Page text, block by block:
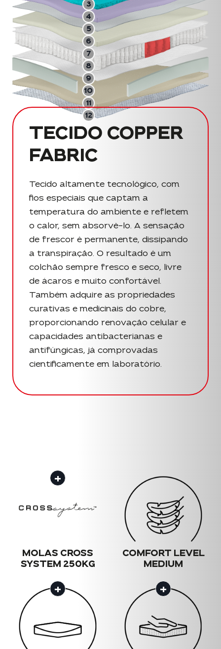
3
4
5
6
7
8
9
10
11
12
TECIDO COPPER
FABRIC
Tecido altamente tecnológico, com
fios especiais que captam a
temperatura do ambiente e refletem
o calor, sem absorvê-lo. A sensação
de frescor é permanente, dissipando
a transpiração. O resultado é um
colchão sempre fresco e seco, livre
de ácaros e muito confortável.
Também adquire as propriedades
curativas e medicinais do cobre,
proporcionando renovação celular e
capacidades antibacterianas e
antifúngicas, já comprovadas
cientificamente em laboratório.
+
MOLAS CROSS
SYSTEM 250KG
COMFORT LEVEL
MEDIUM
+ +